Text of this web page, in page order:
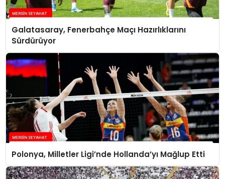
Galatasaray, Fenerbahçe Maçı Hazırlıklarını
Sürdürüyor
Polonya, Milletler Ligi’nde Hollanda’yı Mağlup Etti